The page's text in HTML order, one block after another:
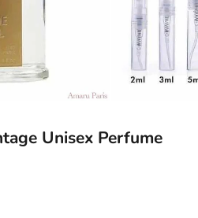
Unisex Perfume